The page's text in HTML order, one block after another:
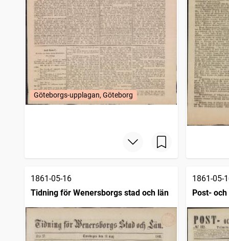
Göteborgs-upplagan, Göteborg
1861-05-16
Tidning för Wenersborgs stad och län
1861-05-
Post-